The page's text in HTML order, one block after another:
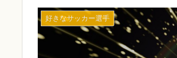
好きなサッカー選手